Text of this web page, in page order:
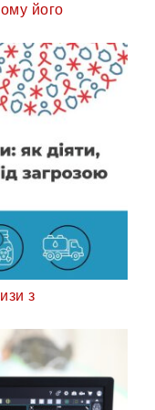
його
з